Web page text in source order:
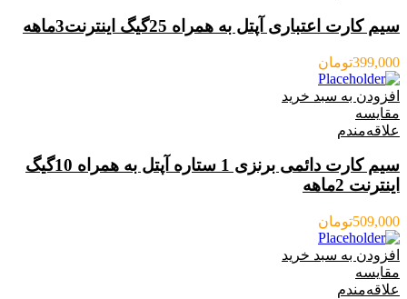
سیم کارت اعتباری آپتل به همراه 25گیگ اینترنت3ماهه
399,000تومان
افزودن به سبد خرید
مقایسه
علاقه‌مندم
سیم کارت دائمی برنزی 1 ستاره آپتل به همراه 10گیگ
اینترنت 2ماهه
509,000تومان
افزودن به سبد خرید
مقایسه
علاقه‌مندم